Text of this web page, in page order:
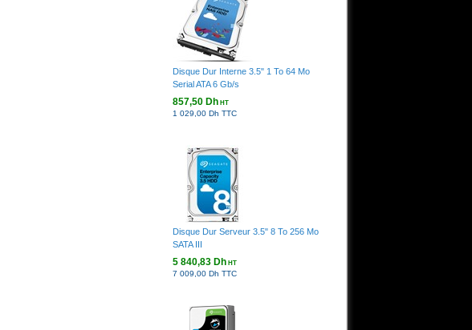
Disque Dur Interne 3.5" 1 To 64 Mo
Serial ATA 6 Gb/s
857,50 DhHT
1 029,00 Dh TTC
Disque Dur Serveur 3.5" 8 To 256 Mo
SATA III
5 840,83 DhHT
7 009,00 Dh TTC